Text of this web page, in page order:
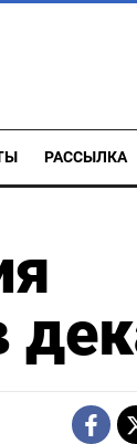
РАССЫЛКА